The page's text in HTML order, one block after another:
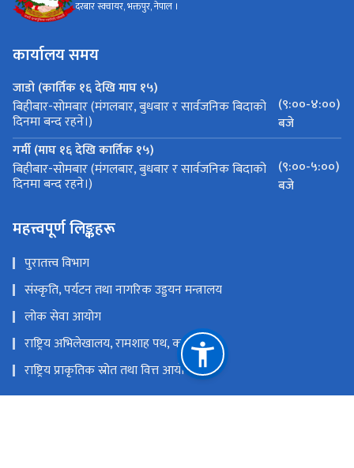
दरबार स्क्वायर, भक्तपुर, नेपाल ।
कार्यालय समय
जाडो (कार्तिक १६ देखि माघ १५)
बिहीबार-सोमबार (मंगलबार, बुधबार र सार्वजनिक बिदाको
दिनमा बन्द रहने।)
(९:००-४:००)
बजे
गर्मी (माघ १६ देखि कार्तिक १५)
बिहीबार-सोमबार (मंगलबार, बुधबार र सार्वजनिक बिदाको
दिनमा बन्द रहने।)
(९:००-५:००)
बजे
महत्त्वपूर्ण लिङ्कहरू
पुरातत्त्व विभाग
संस्कृति, पर्यटन तथा नागरिक उड्डयन मन्त्रालय
लोक सेवा आयोग
राष्ट्रिय अभिलेखालय, रामशाह पथ, काठमाडौं
राष्ट्रिय प्राकृतिक स्रोत तथा वित्त आयोग